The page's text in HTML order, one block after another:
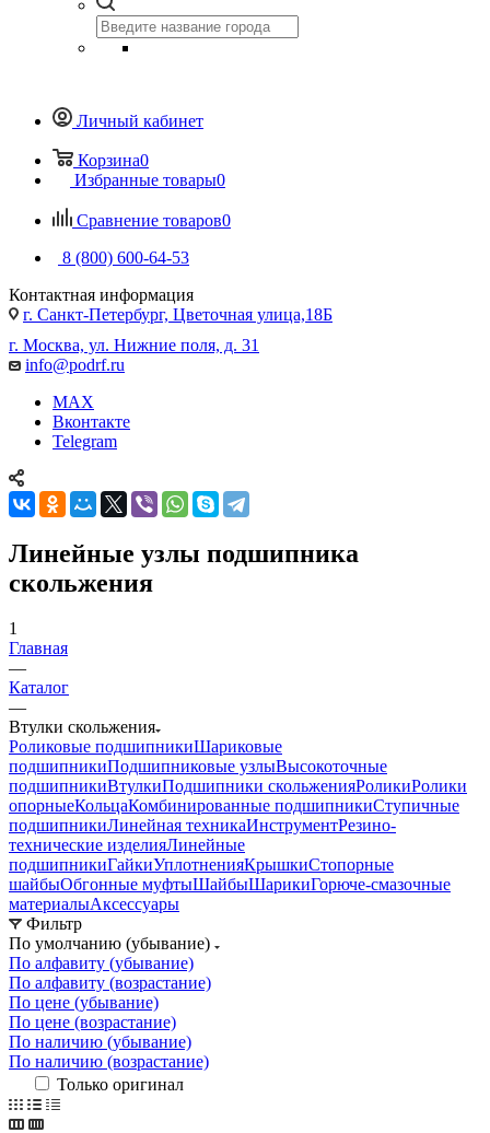
Личный кабинет
Корзина0
Избранные товары0
Сравнение товаров0
8 (800) 600-64-53
Контактная информация
г. Санкт-Петербург, Цветочная улица,18Б
г. Москва, ул. Нижние поля, д. 31
info@podrf.ru
MAX
Вконтакте
Telegram
Линейные узлы подшипника
скольжения
1
Главная
—
Каталог
—
Втулки скольжения
Роликовые подшипникиШариковые
подшипникиПодшипниковые узлыВысокоточные
подшипникиВтулкиПодшипники скольженияРоликиРолики
опорныеКольцаКомбинированные подшипникиСтупичные
подшипникиЛинейная техникаИнструментРезино-
технические изделияЛинейные
подшипникиГайкиУплотненияКрышкиСтопорные
шайбыОбгонные муфтыШайбыШарикиГорюче-смазочные
материалыАксессуары
Фильтр
По умолчанию (убывание)
По алфавиту (убывание)
По алфавиту (возрастание)
По цене (убывание)
По цене (возрастание)
По наличию (убывание)
По наличию (возрастание)
Только оригинал